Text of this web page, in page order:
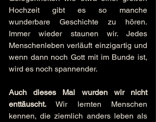
Hochzeit gibt es so manche
wunderbare Geschichte zu hören.
Immer wieder staunen wir. Jedes
Menschenleben verläuft einzigartig und
wenn dann noch Gott mit im Bunde ist,
wird es noch spannender.
Auch dieses Mal wurden wir nicht
enttäuscht. Wir lernten Menschen
kennen, die ziemlich anders leben als